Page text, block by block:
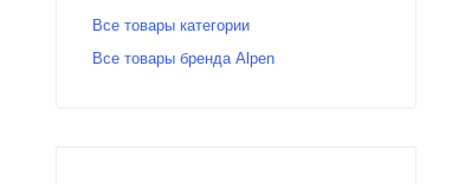
Все товары категории
Все товары бренда Alpen